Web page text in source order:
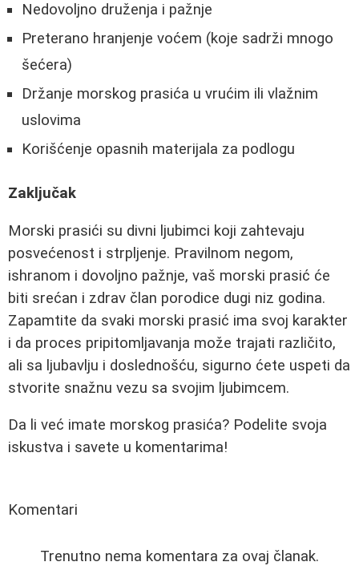
Nedovoljno druženja i pažnje
Preterano hranjenje voćem (koje sadrži mnogo
šećera)
Držanje morskog prasića u vrućim ili vlažnim
uslovima
Korišćenje opasnih materijala za podlogu
Zaključak
Morski prasići su divni ljubimci koji zahtevaju
posvećenost i strpljenje. Pravilnom negom,
ishranom i dovoljno pažnje, vaš morski prasić će
biti srećan i zdrav član porodice dugi niz godina.
Zapamtite da svaki morski prasić ima svoj karakter
i da proces pripitomljavanja može trajati različito,
ali sa ljubavlju i doslednošću, sigurno ćete uspeti da
stvorite snažnu vezu sa svojim ljubimcem.
Da li već imate morskog prasića? Podelite svoja
iskustva i savete u komentarima!
Komentari
Trenutno nema komentara za ovaj članak.